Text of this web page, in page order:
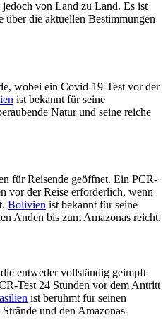
von Land zu Land. Es ist
über die aktuellen Bestimmungen
wobei ein Covid-19-Test vor der
ist bekannt für seine
Natur und seine reiche
für Reisende geöffnet. Ein PCR-
vor der Reise erforderlich, wenn
Bolivien ist bekannt für seine
Anden bis zum Amazonas reicht.
entweder vollständig geimpft
Test 24 Stunden vor dem Antritt
ist berühmt für seinen
und den Amazonas-